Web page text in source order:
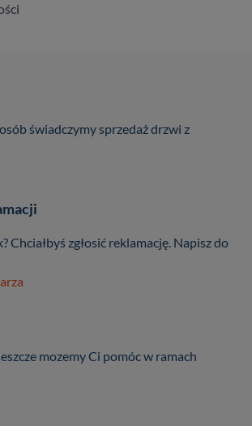
świadczymy sprzedaż drzwi z
Chciałbyś zgłosić reklamację. Napisz do
mozemy Ci pomóc w ramach